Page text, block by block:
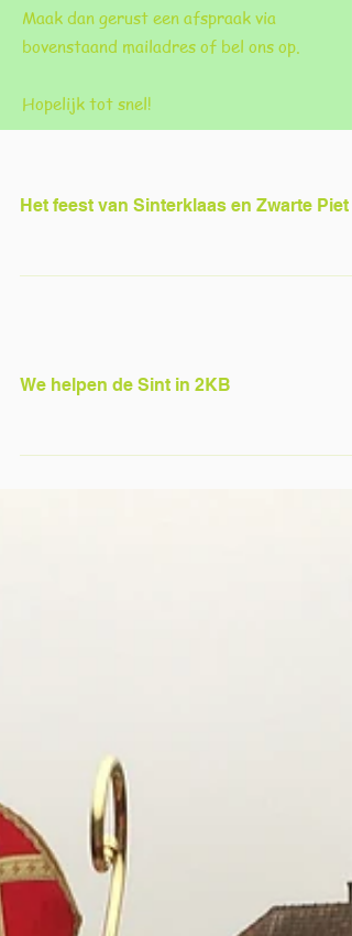
Maak dan gerust een afspraak via
bovenstaand mailadres of bel ons op.
Hopelijk tot snel!
Het feest van Sinterklaas en Zwarte Piet !
We helpen de Sint in 2KB